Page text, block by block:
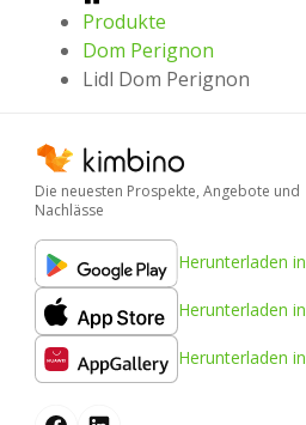
Produkte
Dom Perignon
Lidl Dom Perignon
Die neuesten Prospekte, Angebote und
Nachlässe
Herunterladen in
Herunterladen in
Herunterladen in